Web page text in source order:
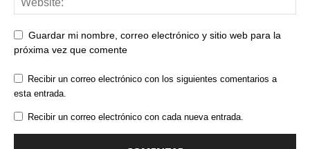
Guardar mi nombre, correo electrónico y sitio web para la
próxima vez que comente
Recibir un correo electrónico con los siguientes comentarios a
esta entrada.
Recibir un correo electrónico con cada nueva entrada.